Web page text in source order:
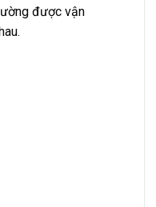
được vận